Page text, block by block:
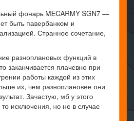
фонарь MECARMY SGN7 —
быть павербанком и
Странное сочетание,
разноплановых функций в
заканчивается плачевно при
работы каждой из этих
их, чем разноплановее они
Зачастую, мб у этого
то исключения, но не в случае